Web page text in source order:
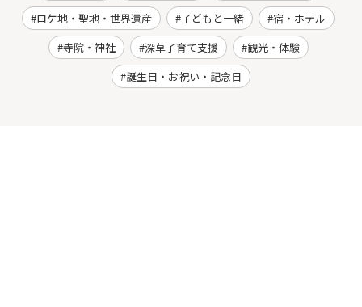
ロケ地・聖地・世界遺産
子どもと一緒
宿・ホテル
寺院・神社
深草子育て支援
観光・体験
誕生日・お祝い・記念日